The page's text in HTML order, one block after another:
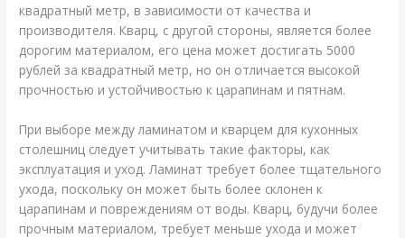
квадратный метр, в зависимости от качества и
производителя. Кварц, с другой стороны, является более
дорогим материалом, его цена может достигать 5000
рублей за квадратный метр, но он отличается высокой
прочностью и устойчивостью к царапинам и пятнам.
При выборе между ламинатом и кварцем для кухонных
столешниц следует учитывать такие факторы, как
эксплуатация и уход. Ламинат требует более тщательного
ухода, поскольку он может быть более склонен к
царапинам и повреждениям от воды. Кварц, будучи более
прочным материалом, требует меньше ухода и может